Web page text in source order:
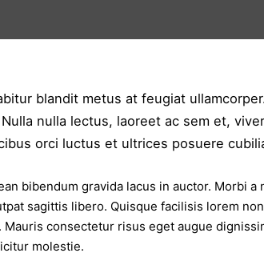
blandit metus at feugiat
nulla lectus, laoreet ac sem et,
orci luctus et ultrices posuere
bibendum gravida lacus in auctor. Morbi
sagittis libero. Quisque facilisis lorem
consectetur risus eget augue
molestie.